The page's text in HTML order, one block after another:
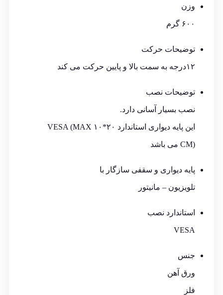
وزن
۶۰۰ گرم
توضیحات حرکت
۱۲درجه به سمت بالا و پایین حرکت می کند
توضیحات نصب
نصب بسیار آسانی دارد.
این پایه دیواری استاندارد VESA (MAX ۱۰*۲۰
CM) می باشد
پایه دیواری و سقفی سازگار با
تلویزیون – مانیتور
استاندارد نصب
VESA
جنس
ورق آهن
فلز